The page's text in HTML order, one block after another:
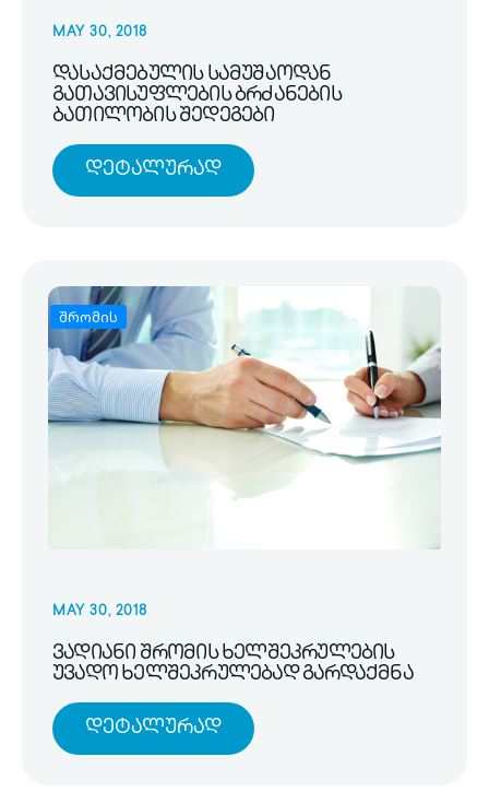
MAY 30, 2018
დასაქმებულის სამუშაოდან
გათავისუფლების ბრძანების
ბათილობის შედეგები
Დეტალურად
შრომის
MAY 30, 2018
ვადიანი შრომის ხელშეკრულების
უვადო ხელშეკრულებად გარდაქმნა
Დეტალურად